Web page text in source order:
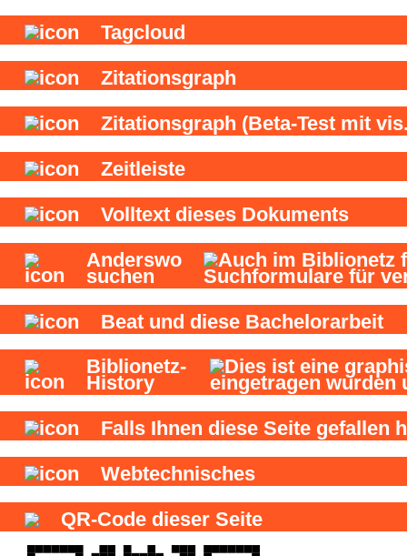
Tagcloud
Zitationsgraph
Zitationsgraph (Beta-Test mit
Zeitleiste
Volltext dieses Dokuments
Anderswo
suchen
Beat und diese Bachelorarbeit
Biblionetz-
History
Falls Ihnen diese Seite gefallen
Webtechnisches
QR-Code dieser Seite